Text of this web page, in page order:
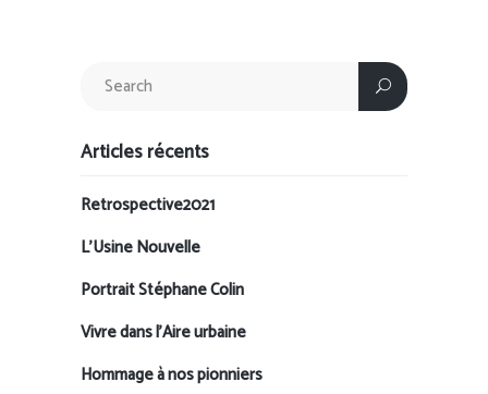
Articles récents
Retrospective2021
L’Usine Nouvelle
Portrait Stéphane Colin
Vivre dans l’Aire urbaine
Hommage à nos pionniers